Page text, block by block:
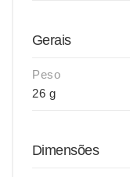
Gerais
Peso
26 g
Dimensões